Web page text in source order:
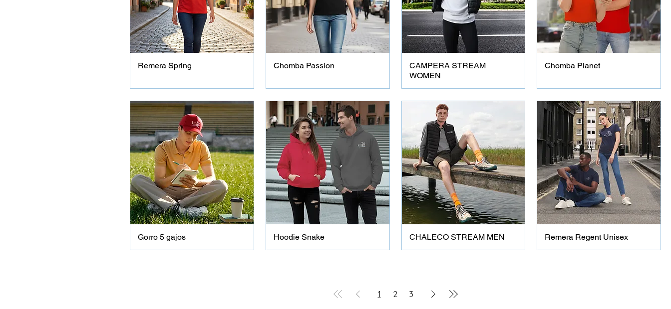
Remera Spring Chomba Passion
CAMPERA STREAM
WOMEN
Chomba Planet
Gorro 5 gajos Hoodie Snake CHALECO STREAM MEN Remera Regent Unisex
1 2 3